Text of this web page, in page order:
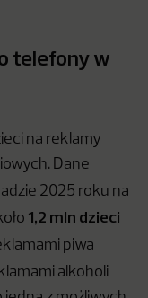
telefony w
na reklamy
Dane
2025 roku na
1,2 mln dzieci
piwa
alkoholi